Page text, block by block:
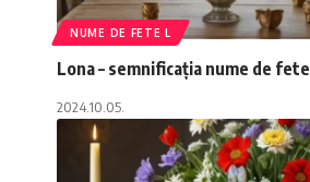
NUME DE FETE L
Lona – semnificația nume de fete
2024.10.05.